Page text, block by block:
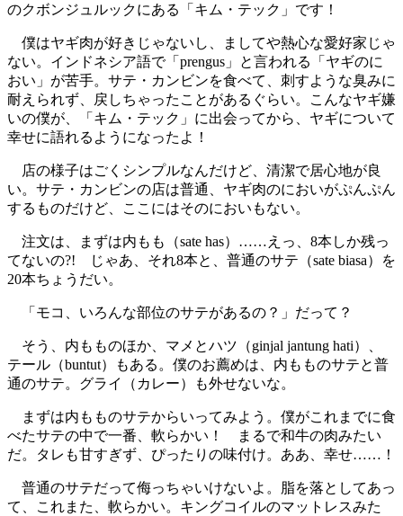
のクボンジュルックにある「キム・テック」です！
僕はヤギ肉が好きじゃないし、ましてや熱心な愛好家じゃ
ない。インドネシア語で「prengus」と言われる「ヤギのに
おい」が苦手。サテ・カンビンを食べて、刺すような臭みに
耐えられず、戻しちゃったことがあるぐらい。こんなヤギ嫌
いの僕が、「キム・テック」に出会ってから、ヤギについて
幸せに語れるようになったよ！
店の様子はごくシンプルなんだけど、清潔で居心地が良
い。サテ・カンビンの店は普通、ヤギ肉のにおいがぷんぷん
するものだけど、ここにはそのにおいもない。
注文は、まずは内もも（sate has）……えっ、8本しか残っ
てないの?! じゃあ、それ8本と、普通のサテ（sate biasa）を
20本ちょうだい。
「モコ、いろんな部位のサテがあるの？」だって？
そう、内もものほか、マメとハツ（ginjal jantung hati）、
テール（buntut）もある。僕のお薦めは、内もものサテと普
通のサテ。グライ（カレー）も外せないな。
まずは内もものサテからいってみよう。僕がこれまでに食
べたサテの中で一番、軟らかい！ まるで和牛の肉みたい
だ。タレも甘すぎず、ぴったりの味付け。ああ、幸せ……！
普通のサテだって侮っちゃいけないよ。脂を落としてあっ
て、これまた、軟らかい。キングコイルのマットレスみた